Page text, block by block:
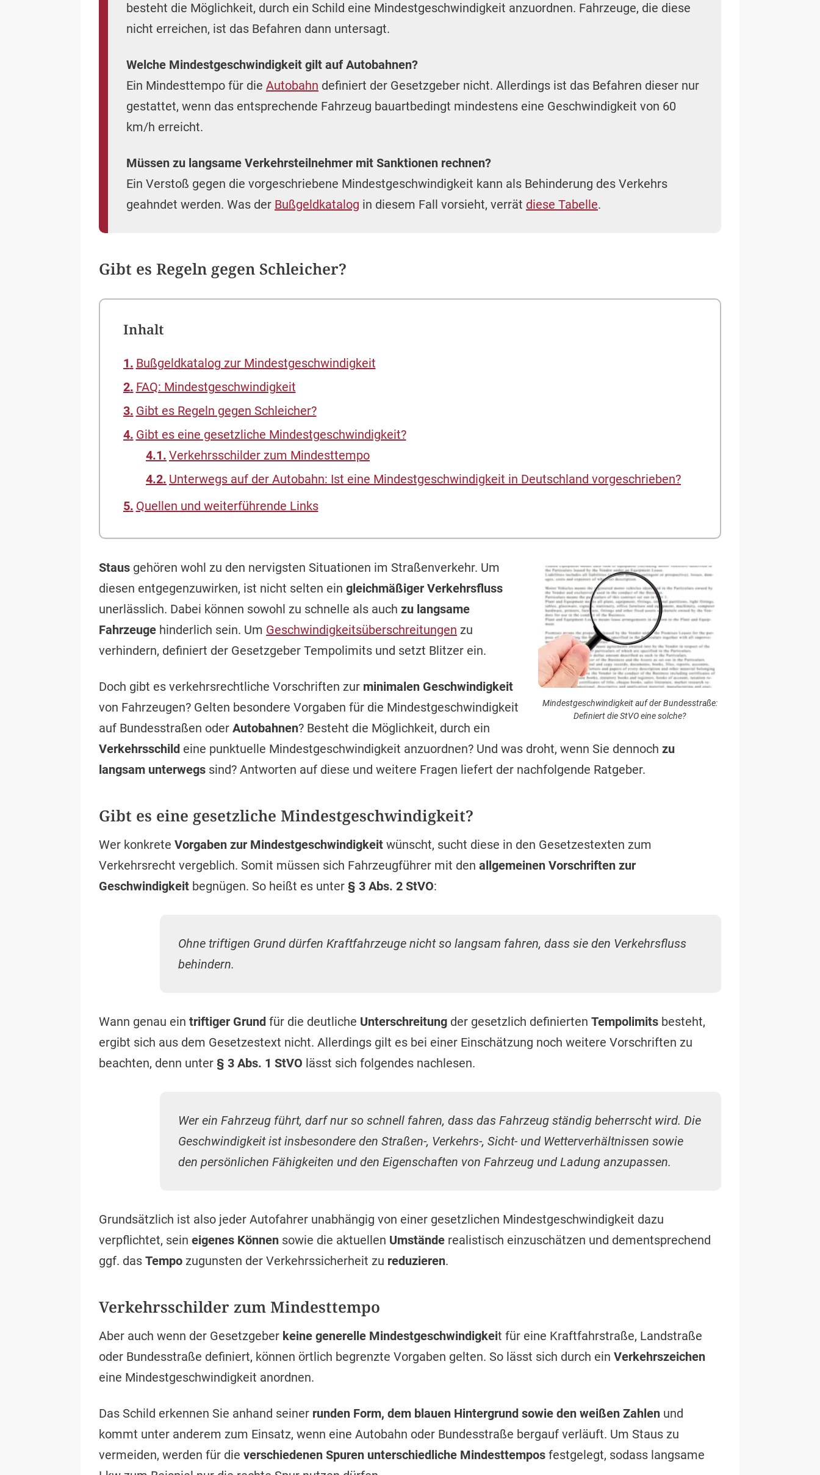
besteht die Möglichkeit, durch ein Schild eine Mindestgeschwindigkeit anzuordnen. Fahrzeuge, die diese
nicht erreichen, ist das Befahren dann untersagt.
Welche Mindestgeschwindigkeit gilt auf Autobahnen?
Ein Mindesttempo für die Autobahn definiert der Gesetzgeber nicht. Allerdings ist das Befahren dieser nur
gestattet, wenn das entsprechende Fahrzeug bauartbedingt mindestens eine Geschwindigkeit von 60
km/h erreicht.
Müssen zu langsame Verkehrsteilnehmer mit Sanktionen rechnen?
Ein Verstoß gegen die vorgeschriebene Mindestgeschwindigkeit kann als Behinderung des Verkehrs
geahndet werden. Was der Bußgeldkatalog in diesem Fall vorsieht, verrät diese Tabelle.
Gibt es Regeln gegen Schleicher?
Inhalt
Bußgeldkatalog zur Mindestgeschwindigkeit
FAQ: Mindestgeschwindigkeit
Gibt es Regeln gegen Schleicher?
Gibt es eine gesetzliche Mindestgeschwindigkeit?
Verkehrsschilder zum Mindesttempo
Unterwegs auf der Autobahn: Ist eine Mindestgeschwindigkeit in Deutschland vorgeschrieben?
Quellen und weiterführende Links
Mindestgeschwindigkeit auf der Bundesstraße:
Definiert die StVO eine solche?
Staus gehören wohl zu den nervigsten Situationen im Straßenverkehr. Um
diesen entgegenzuwirken, ist nicht selten ein gleichmäßiger Verkehrsfluss
unerlässlich. Dabei können sowohl zu schnelle als auch zu langsame
Fahrzeuge hinderlich sein. Um Geschwindigkeitsüberschreitungen zu
verhindern, definiert der Gesetzgeber Tempolimits und setzt Blitzer ein.
Doch gibt es verkehrsrechtliche Vorschriften zur minimalen Geschwindigkeit
von Fahrzeugen? Gelten besondere Vorgaben für die Mindestgeschwindigkeit
auf Bundesstraßen oder Autobahnen? Besteht die Möglichkeit, durch ein
Verkehrsschild eine punktuelle Mindestgeschwindigkeit anzuordnen? Und was droht, wenn Sie dennoch zu
langsam unterwegs sind? Antworten auf diese und weitere Fragen liefert der nachfolgende Ratgeber.
Gibt es eine gesetzliche Mindestgeschwindigkeit?
Wer konkrete Vorgaben zur Mindestgeschwindigkeit wünscht, sucht diese in den Gesetzestexten zum
Verkehrsrecht vergeblich. Somit müssen sich Fahrzeugführer mit den allgemeinen Vorschriften zur
Geschwindigkeit begnügen. So heißt es unter § 3 Abs. 2 StVO:
Ohne triftigen Grund dürfen Kraftfahrzeuge nicht so langsam fahren, dass sie den Verkehrsfluss
behindern.
Wann genau ein triftiger Grund für die deutliche Unterschreitung der gesetzlich definierten Tempolimits besteht,
ergibt sich aus dem Gesetzestext nicht. Allerdings gilt es bei einer Einschätzung noch weitere Vorschriften zu
beachten, denn unter § 3 Abs. 1 StVO lässt sich folgendes nachlesen.
Wer ein Fahrzeug führt, darf nur so schnell fahren, dass das Fahrzeug ständig beherrscht wird. Die
Geschwindigkeit ist insbesondere den Straßen-, Verkehrs-, Sicht- und Wetterverhältnissen sowie
den persönlichen Fähigkeiten und den Eigenschaften von Fahrzeug und Ladung anzupassen.
Grundsätzlich ist also jeder Autofahrer unabhängig von einer gesetzlichen Mindestgeschwindigkeit dazu
verpflichtet, sein eigenes Können sowie die aktuellen Umstände realistisch einzuschätzen und dementsprechend
ggf. das Tempo zugunsten der Verkehrssicherheit zu reduzieren.
Verkehrsschilder zum Mindesttempo
Aber auch wenn der Gesetzgeber keine generelle Mindestgeschwindigkeit für eine Kraftfahrstraße, Landstraße
oder Bundesstraße definiert, können örtlich begrenzte Vorgaben gelten. So lässt sich durch ein Verkehrszeichen
eine Mindestgeschwindigkeit anordnen.
Das Schild erkennen Sie anhand seiner runden Form, dem blauen Hintergrund sowie den weißen Zahlen und
kommt unter anderem zum Einsatz, wenn eine Autobahn oder Bundesstraße bergauf verläuft. Um Staus zu
vermeiden, werden für die verschiedenen Spuren unterschiedliche Mindesttempos festgelegt, sodass langsame